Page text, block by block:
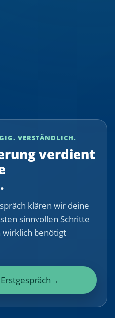
VERSTÄNDLICH.
verdient
klären wir deine
sinnvollen Schritte
wirklich benötigt
→